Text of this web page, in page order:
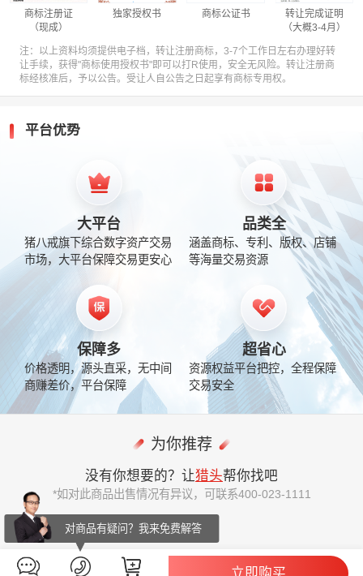
商标注册证
（现成）
独家授权书 商标公证书
转让完成证明
（大概3-4月）
注：以上资料均须提供电子档，转让注册商标，3-7个工作日左右办理好转
让手续，获得"商标使用授权书"即可以打R使用，安全无风险。转让注册商
标经核准后，予以公告。受让人自公告之日起享有商标专用权。
平台优势
大平台
猪八戒旗下综合数字资产交易
市场，大平台保障交易更安心
品类全
涵盖商标、专利、版权、店铺
等海量交易资源
保障多
价格透明，源头直采，无中间
商赚差价，平台保障
超省心
资源权益平台把控，全程保障
交易安全
为你推荐
没有你想要的？让猎头帮你找吧
*如对此商品出售情况有异议，可联系400-023-1111
对商品有疑问？我来免费解答